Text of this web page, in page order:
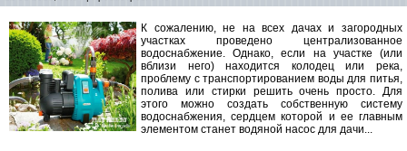
К сожалению, не на всех дачах и загородных
участках проведено централизованное
водоснабжение. Однако, если на участке (или
вблизи него) находится колодец или река,
проблему с транспортированием воды для питья,
полива или стирки решить очень просто. Для
этого можно создать собственную систему
водоснабжения, сердцем которой и ее главным
элементом станет водяной насос для дачи...